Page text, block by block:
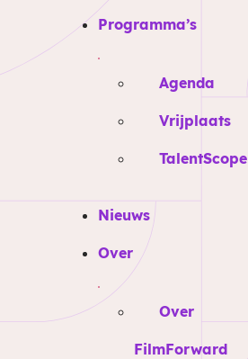
Programma’s
Agenda
Vrijplaats
TalentScope
Nieuws
Over
Over
FilmForward